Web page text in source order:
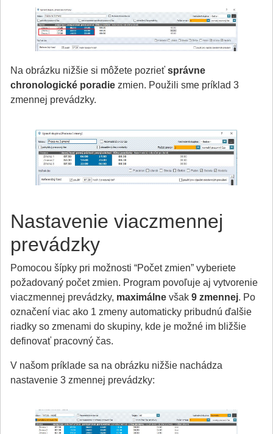
Na obrázku nižšie si môžete pozrieť správne
chronologické poradie zmien. Použili sme príklad 3
zmennej prevádzky.
Nastavenie viaczmennej
prevádzky
Pomocou šípky pri možnosti “Počet zmien” vyberiete
požadovaný počet zmien. Program povoľuje aj vytvorenie
viaczmennej prevádzky, maximálne však 9 zmennej. Po
označení viac ako 1 zmeny automaticky pribudnú ďalšie
riadky so zmenami do skupiny, kde je možné im bližšie
definovať pracovný čas.
V našom príklade sa na obrázku nižšie nachádza
nastavenie 3 zmennej prevádzky: